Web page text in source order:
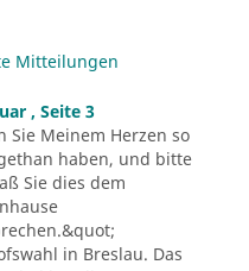
Mitteilungen
, Seite 3
Sie Meinem Herzen so
haben, und bitte
Sie dies dem
in Breslau. Das